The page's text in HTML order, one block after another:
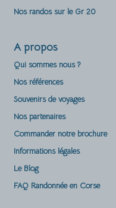
Nos randos sur le Gr 20
A propos
Qui sommes nous ?
Nos références
Souvenirs de voyages
Nos partenaires
Commander notre brochure
Informations légales
Le Blog
FAQ Randonnée en Corse